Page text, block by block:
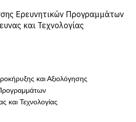
Ερευνητικών Προγραμμάτων
και Τεχνολογίας
και Αξιολόγησης
και Τεχνολογίας